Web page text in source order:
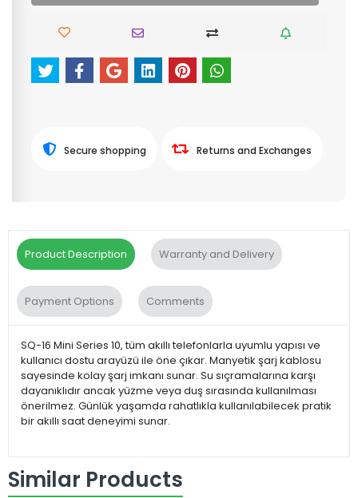
Secure shopping Returns and Exchanges
Product Description Warranty and Delivery
Payment Options Comments
SQ-16 Mini Series 10, tüm akıllı telefonlarla uyumlu yapısı ve
kullanıcı dostu arayüzü ile öne çıkar. Manyetik şarj kablosu
sayesinde kolay şarj imkanı sunar. Su sıçramalarına karşı
dayanıklıdır ancak yüzme veya duş sırasında kullanılması
önerilmez. Günlük yaşamda rahatlıkla kullanılabilecek pratik
bir akıllı saat deneyimi sunar.
Similar Products